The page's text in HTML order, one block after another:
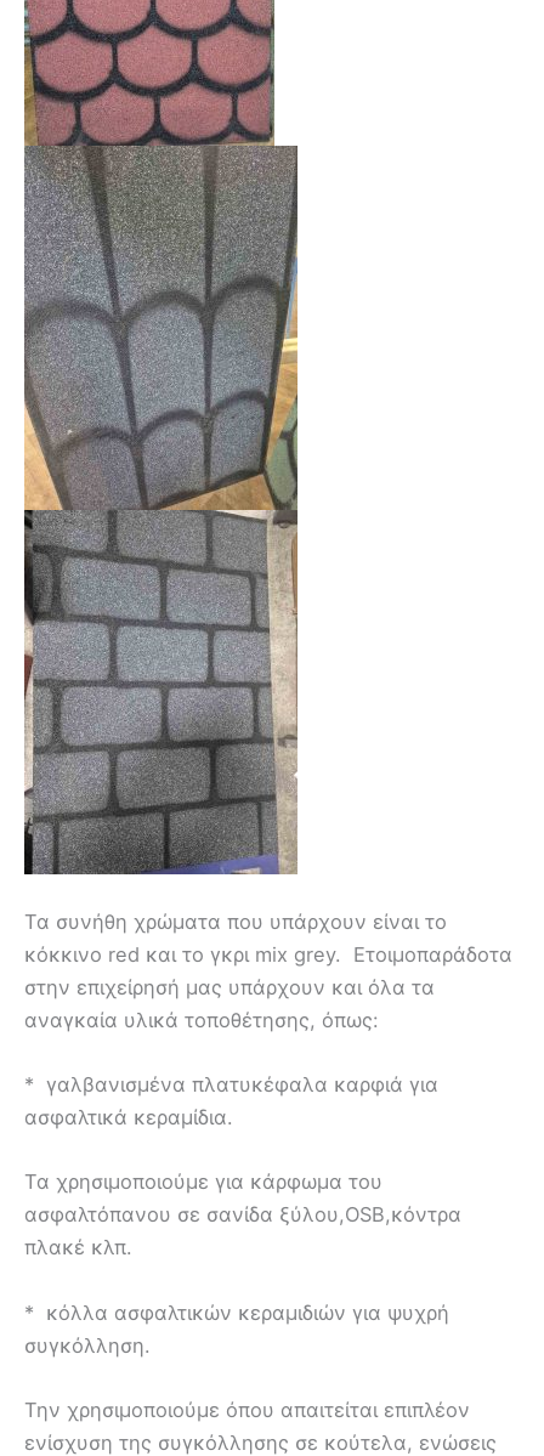
Τα συνήθη χρώματα που υπάρχουν είναι το
κόκκινο red και το γκρι mix grey. Ετοιμοπαράδοτα
στην επιχείρησή μας υπάρχουν και όλα τα
αναγκαία υλικά τοποθέτησης, όπως:
* γαλβανισμένα πλατυκέφαλα καρφιά για
ασφαλτικά κεραμίδια.
Τα χρησιμοποιούμε για κάρφωμα του
ασφαλτόπανου σε σανίδα ξύλου,OSB,κόντρα
πλακέ κλπ.
* κόλλα ασφαλτικών κεραμιδιών για ψυχρή
συγκόλληση.
Την χρησιμοποιούμε όπου απαιτείται επιπλέον
ενίσχυση της συγκόλλησης σε κούτελα, ενώσεις